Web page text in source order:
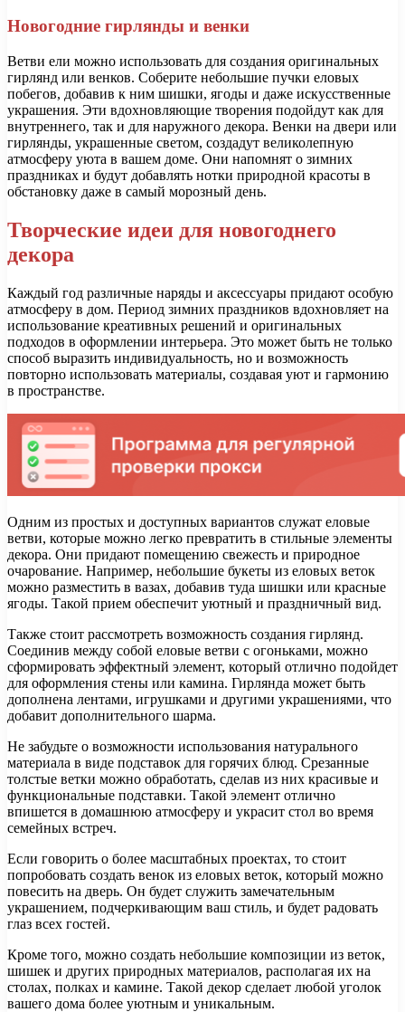
Новогодние гирлянды и венки
Ветви ели можно использовать для создания оригинальных
гирлянд или венков. Соберите небольшие пучки еловых
побегов, добавив к ним шишки, ягоды и даже искусственные
украшения. Эти вдохновляющие творения подойдут как для
внутреннего, так и для наружного декора. Венки на двери или
гирлянды, украшенные светом, создадут великолепную
атмосферу уюта в вашем доме. Они напомнят о зимних
праздниках и будут добавлять нотки природной красоты в
обстановку даже в самый морозный день.
Творческие идеи для новогоднего
декора
Каждый год различные наряды и аксессуары придают особую
атмосферу в дом. Период зимних праздников вдохновляет на
использование креативных решений и оригинальных
подходов в оформлении интерьера. Это может быть не только
способ выразить индивидуальность, но и возможность
повторно использовать материалы, создавая уют и гармонию
в пространстве.
Одним из простых и доступных вариантов служат еловые
ветви, которые можно легко превратить в стильные элементы
декора. Они придают помещению свежесть и природное
очарование. Например, небольшие букеты из еловых веток
можно разместить в вазах, добавив туда шишки или красные
ягоды. Такой прием обеспечит уютный и праздничный вид.
Также стоит рассмотреть возможность создания гирлянд.
Соединив между собой еловые ветви с огоньками, можно
сформировать эффектный элемент, который отлично подойдет
для оформления стены или камина. Гирлянда может быть
дополнена лентами, игрушками и другими украшениями, что
добавит дополнительного шарма.
Не забудьте о возможности использования натурального
материала в виде подставок для горячих блюд. Срезанные
толстые ветки можно обработать, сделав из них красивые и
функциональные подставки. Такой элемент отлично
впишется в домашнюю атмосферу и украсит стол во время
семейных встреч.
Если говорить о более масштабных проектах, то стоит
попробовать создать венок из еловых веток, который можно
повесить на дверь. Он будет служить замечательным
украшением, подчеркивающим ваш стиль, и будет радовать
глаз всех гостей.
Кроме того, можно создать небольшие композиции из веток,
шишек и других природных материалов, располагая их на
столах, полках и камине. Такой декор сделает любой уголок
вашего дома более уютным и уникальным.